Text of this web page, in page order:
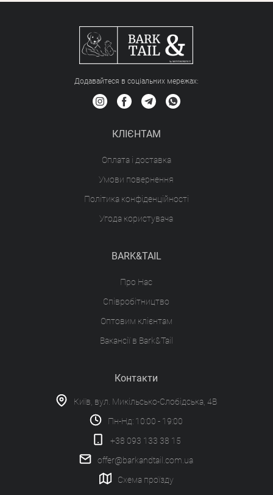
Додавайтеся в соціальних мережах:
КЛІЄНТАМ
Оплата і доставка
Умови повернення
Політика конфіденційності
Угода користувача
BARK&TAIL
Про Нас
Співробітництво
Оптовим клієнтам
Вакансії в Bark&Tail
Контакти
Київ, вул. Микільсько-Слобідська, 4В
Пн-Нд: 10:00 - 19:00
+38 093 133 38 15
offer@barkandtail.com.ua
Схема проїзду